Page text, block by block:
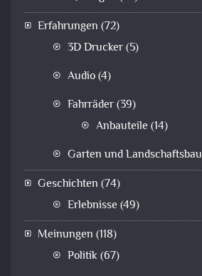
Erfahrungen (72)
3D Drucker(5)
Audio(4)
Fahrräder(39)
Anbauteile (14)
Garten und Landschaftsbau
Geschichten (74)
Erlebnisse (49)
Meinungen (118)
Politik(67)